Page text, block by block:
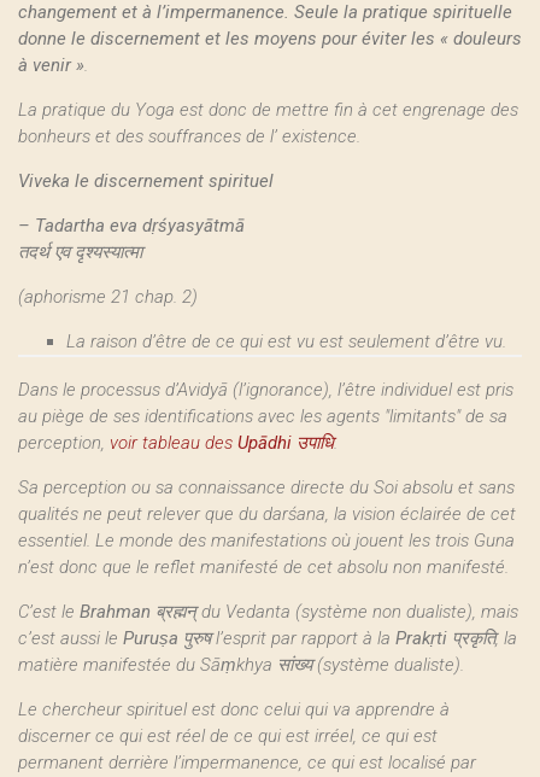
changement et à l’impermanence. Seule la pratique spirituelle
donne le discernement et les moyens pour éviter les « douleurs
à venir ».
La pratique du Yoga est donc de mettre fin à cet engrenage des
bonheurs et des souffrances de l’ existence.
Viveka le discernement spirituel
– Tadartha eva dṛśyasyātmā
तदर्थ एव दृश्यस्यात्मा
(aphorisme 21 chap. 2)
La raison d’être de ce qui est vu est seulement d’être vu.
Dans le processus d’Avidyā (l’ignorance), l’être individuel est pris
au piège de ses identifications avec les agents "limitants" de sa
perception, voir tableau des Upādhi उपाधि.
Sa perception ou sa connaissance directe du Soi absolu et sans
qualités ne peut relever que du darśana, la vision éclairée de cet
essentiel. Le monde des manifestations où jouent les trois Guna
n’est donc que le reflet manifesté de cet absolu non manifesté.
C’est le Brahman ब्रह्मन् du Vedanta (système non dualiste), mais
c’est aussi le Puruṣa पुरुष l’esprit par rapport à la Prakṛti प्रकृति, la
matière manifestée du Sāṃkhya सांख्य (système dualiste).
Le chercheur spirituel est donc celui qui va apprendre à
discerner ce qui est réel de ce qui est irréel, ce qui est
permanent derrière l’impermanence, ce qui est localisé par